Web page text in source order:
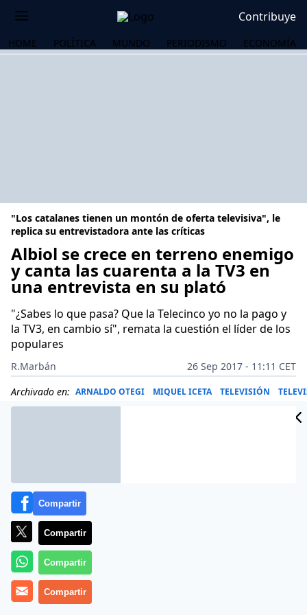
Contribuye
HOME POLÍTICA MUNDO PERIODISMO ECONOMÍA
"Los catalanes tienen un montón de oferta televisiva", le
replica su entrevistadora ante las críticas
Albiol se crece en terreno enemigo
y canta las cuarenta a la TV3 en
una entrevista en su plató
"¿Sabes lo que pasa? Que la Telecinco yo no la pago y
la TV3, en cambio sí", remata la cuestión el líder de los
populares
R.Marbán
26 Sep 2017 - 11:11 CET
Archivado en: ARNALDO OTEGI MIQUEL ICETA TELEVISIÓN
Compartir
Compartir
Compartir
Compartir